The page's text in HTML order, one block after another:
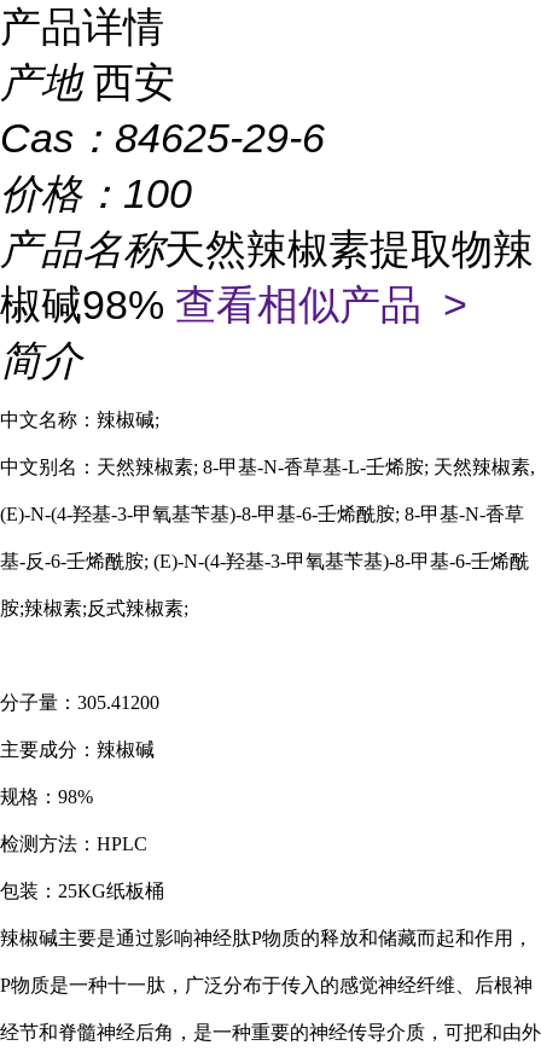
产品详情
产地 西安
Cas： 84625-29-6
价格： 100
产品名称天然辣椒素提取物辣
椒碱98% 查看相似产品 >
简介
中文名称：辣椒碱;
中文别名：天然辣椒素; 8-甲基-N-香草基-L-壬烯胺; 天然辣椒素,
(E)-N-(4-羟基-3-甲氧基苄基)-8-甲基-6-壬烯酰胺; 8-甲基-N-香草
基-反-6-壬烯酰胺; (E)-N-(4-羟基-3-甲氧基苄基)-8-甲基-6-壬烯酰
胺;辣椒素;反式辣椒素;
分子量： 305.41200
主要成分：辣椒碱
规格： 98%
检测方法： HPLC
包装： 25KG纸板桶
辣椒碱主要是通过影响神经肽P物质的释放和储藏而起和作用，
P物质是一种十一肽，广泛分布于传入的感觉神经纤维、后根神
经节和脊髓神经后角，是一种重要的神经传导介质，可把和由外